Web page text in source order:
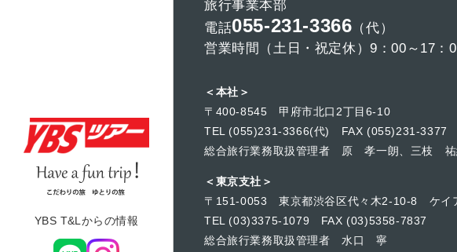
YBS T&Lからの情報
旅行事業本部
電話055-231-3366 （代）
営業時間（土日・祝定休）9：00～17：
＜本社＞
〒400-8545 甲府市北口2丁目6-10
TEL (055)231-3366(代) FAX (055)231-3377
総合旅行業務取扱管理者 原 孝一朗、三枝 祐
＜東京支社＞
〒151-0053 東京都渋谷区代々木2-10-8 ケイ
TEL (03)3375-1079 FAX (03)5358-7837
総合旅行業務取扱管理者 水口 寧